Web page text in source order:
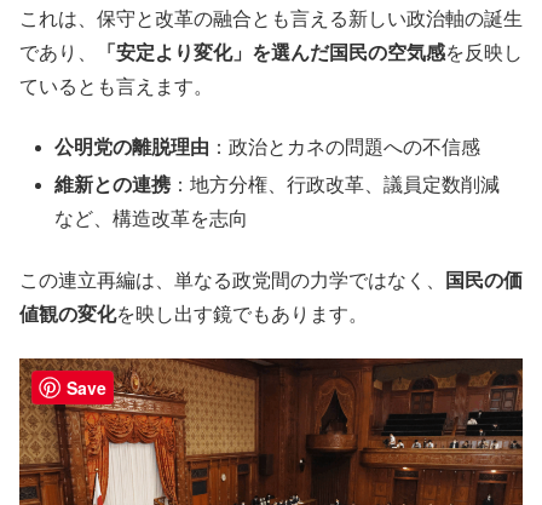
これは、保守と改革の融合とも言える新しい政治軸の誕生
であり、
「安定より変化」を選んだ国民の空気感を反映し
ているとも言えます。
公明党の離脱理由 ：政治とカネの問題への不信感
維新との連携 ：地方分権、行政改革、議員定数削減
など、構造改革を志向
この連立再編は、単なる政党間の力学ではなく、
国民の価
値観の変化を映し出す鏡でもあります。
Save